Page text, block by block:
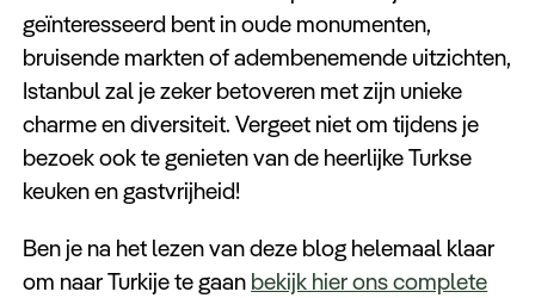
geïnteresseerd bent in oude monumenten,
bruisende markten of adembenemende uitzichten,
Istanbul zal je zeker betoveren met zijn unieke
charme en diversiteit. Vergeet niet om tijdens je
bezoek ook te genieten van de heerlijke Turkse
keuken en gastvrijheid!
Ben je na het lezen van deze blog helemaal klaar
om naar Turkije te gaan bekijk hier ons complete